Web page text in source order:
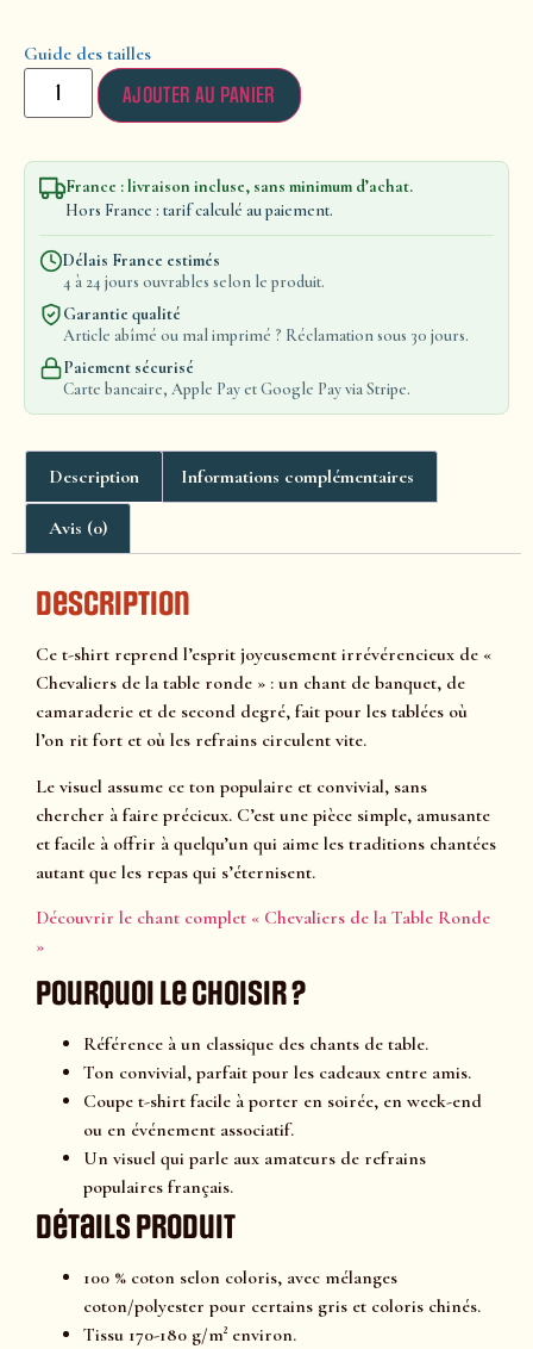
Guide des tailles
AJOUTER AU PANIER
France : livraison incluse, sans minimum d’achat.
Hors France : tarif calculé au paiement.
Délais France estimés
4 à 24 jours ouvrables selon le produit.
Garantie qualité
Article abîmé ou mal imprimé ? Réclamation sous 30 jours.
Paiement sécurisé
Carte bancaire, Apple Pay et Google Pay via Stripe.
Description Informations complémentaires
Avis (0)
Description
Ce t-shirt reprend l’esprit joyeusement irrévérencieux de «
Chevaliers de la table ronde » : un chant de banquet, de
camaraderie et de second degré, fait pour les tablées où
l’on rit fort et où les refrains circulent vite.
Le visuel assume ce ton populaire et convivial, sans
chercher à faire précieux. C’est une pièce simple, amusante
et facile à offrir à quelqu’un qui aime les traditions chantées
autant que les repas qui s’éternisent.
Découvrir le chant complet « Chevaliers de la Table Ronde
»
Pourquoi le choisir ?
Référence à un classique des chants de table.
Ton convivial, parfait pour les cadeaux entre amis.
Coupe t-shirt facile à porter en soirée, en week-end
ou en événement associatif.
Un visuel qui parle aux amateurs de refrains
populaires français.
Détails produit
100 % coton selon coloris, avec mélanges
coton/polyester pour certains gris et coloris chinés.
Tissu 170-180 g/m² environ.